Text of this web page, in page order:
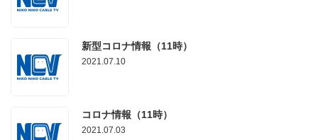
新型コロナ情報（11時）
2021.07.10
コロナ情報（11時）
2021.07.03